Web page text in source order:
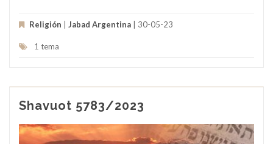
Religión Jabad Argentina | 30-05-23
1 tema
Shavuot 5783/2023